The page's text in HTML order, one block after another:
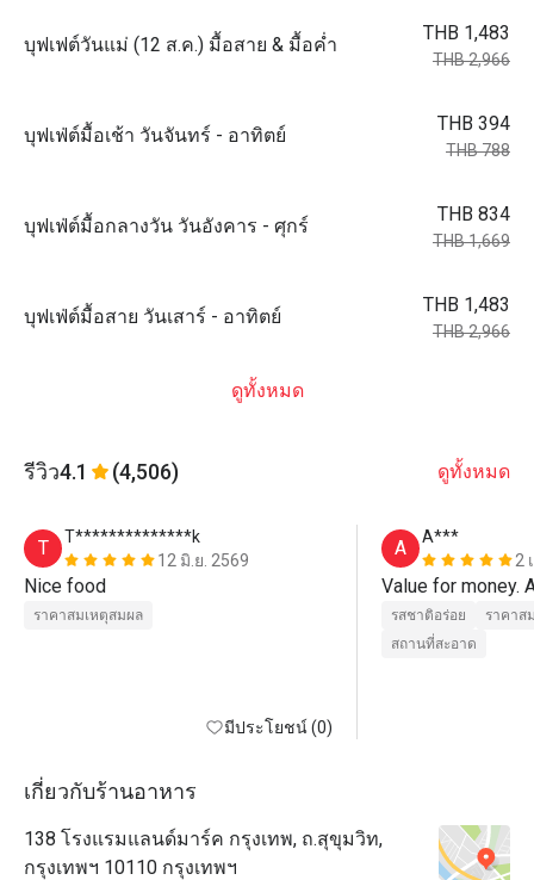
บุฟเฟต์วันแม่ (12 ส.ค.) มื้อสาย & มื้อค่ำ
THB 1,483
THB 2,966
บุฟเฟ่ต์มื้อเช้า วันจันทร์ - อาทิตย์
THB 394
THB 788
บุฟเฟ่ต์มื้อกลางวัน วันอังคาร - ศุกร์
THB 834
THB 1,669
บุฟเฟ่ต์มื้อสาย วันเสาร์ - อาทิตย์
THB 1,483
THB 2,966
ดูทั้งหมด
รีวิว4.1 (4,506) ดูทั้งหมด
T
T**************k
12 มิ.ย. 2569
Nice food
ราคาสมเหตุสมผล
มีประโยชน์ (0)
A
A***
2
Value for money.
รสชาติอร่อย
ราคาส
สถานที่สะอาด
เกี่ยวกับร้านอาหาร
138 โรงแรมแลนด์มาร์ค กรุงเทพ, ถ.สุขุมวิท,
กรุงเทพฯ 10110 กรุงเทพฯ